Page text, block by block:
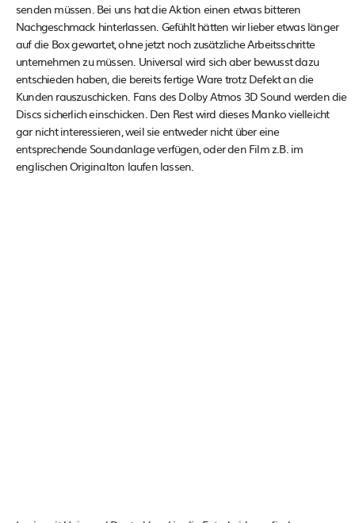
senden müssen. Bei uns hat die Aktion einen etwas bitteren
Nachgeschmack hinterlassen. Gefühlt hätten wir lieber etwas länger
auf die Box gewartet, ohne jetzt noch zusätzliche Arbeitsschritte
unternehmen zu müssen. Universal wird sich aber bewusst dazu
entschieden haben, die bereits fertige Ware trotz Defekt an die
Kunden rauszuschicken. Fans des Dolby Atmos 3D Sound werden die
Discs sicherlich einschicken. Den Rest wird dieses Manko vielleicht
gar nicht interessieren, weil sie entweder nicht über eine
entsprechende Soundanlage verfügen, oder den Film z.B. im
englischen Originalton laufen lassen.